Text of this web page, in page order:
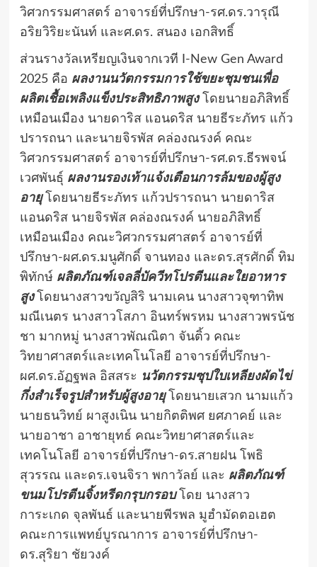
วิศวกรรมศาสตร์ อาจารย์ที่ปรึกษา-รศ.ดร.วารุณี
อริยวิริยะนันท์ และศ.ดร. สนอง เอกสิทธิ์
ส่วนรางวัลเหรียญเงินจากเวที I-New Gen Award
2025 คือ ผลงานนวัตกรรมการใช้ขยะชุมชนเพื่อ
ผลิตเชื้อเพลิงแข็งประสิทธิภาพสูงโดยนายอภิสิทธิ์
เหมือนเมือง นายดาริส แอนดริส นายธีระภัทร แก้ว
ปรารถนา และนายจิรพัส คล่องณรงค์ คณะ
วิศวกรรมศาสตร์ อาจารย์ที่ปรึกษา-รศ.ดร.ธีรพจน์
เวศพันธุ์ ผลงานรองเท้าแจ้งเตือนการล้มของผู้สูง
อายุ โดยนายธีระภัทร แก้วปรารถนา นายดาริส
แอนดริส นายจิรพัส คล่องณรงค์ นายอภิสิทธิ์
เหมือนเมือง คณะวิศวกรรมศาสตร์ อาจารย์ที่
ปรึกษา-ผศ.ดร.มนูศักดิ์ จานทอง และดร.สุรศักดิ์ ทิม
พิทักษ์ ผลิตภัณฑ์เจลลี่บัควีทโปรตีนและใยอาหาร
สูง โดยนางสาวขวัญสิริ นามเคน นางสาวจุฑาทิพ
มณีเนตร นางสาวโสภา อินทร์พรหม นางสาวพรนัช
ชา มากหมู่ นางสาวพัณณิตา จันติ้ว คณะ
วิทยาศาสตร์และเทคโนโลยี อาจารย์ที่ปรึกษา-
ผศ.ดร.อัฏฐพล อิสสระ นวัตกรรมซุปใบเหลียงผัดไข่
กึ่งสําเร็จรูปสําหรับผู้สูงอายุ โดยนายเสวก นามแก้ว
นายธนวิทย์ ผาสูงเนิน นายกิตติพศ ยศภาคย์ และ
นายอาชา อาชายุทธ์ คณะวิทยาศาสตร์และ
เทคโนโลยี อาจารย์ที่ปรึกษา-ดร.สายฝน โพธิ
สุวรรณ และดร.เจนจิรา พกาวัลย์ และ ผลิตภัณฑ์
ขนมโปรตีนจิ้งหรีดกรุบกรอบโดย นางสาว
การะเกด จุลพันธ์ และนายพีรพล มูฮํามัดตอเฮต
คณะการแพทย์บูรณาการ อาจารย์ที่ปรึกษา-
ดร.สุริยา ชัยวงค์